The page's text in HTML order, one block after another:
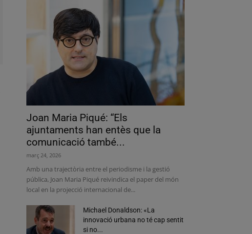
Joan Maria Piqué: “Els
ajuntaments han entès que la
comunicació també...
març 24, 2026
Amb una trajectòria entre el periodisme i la gestió
pública, Joan Maria Piqué reivindica el paper del món
local en la projecció internacional de...
Michael Donaldson: «La
innovació urbana no té cap sentit
si no...